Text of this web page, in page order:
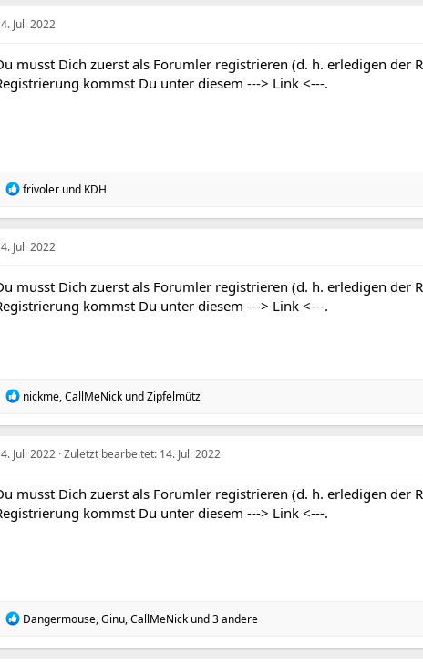
t
n
e
Juli 2022
musst Dich zuerst als Forumler registrieren (d. h. erledigen der
kommst Du unter diesem ---> Link <---.
R
a
t
n
e
frivoler und KDH
Juli 2022
musst Dich zuerst als Forumler registrieren (d. h. erledigen der
kommst Du unter diesem ---> Link <---.
R
a
t
n
e
nickme,CallMeNick undZipfelmütz
Juli 2022 Zuletzt bearbeitet: 14. Juli 2022
musst Dich zuerst als Forumler registrieren (d. h. erledigen der
kommst Du unter diesem ---> Link <---.
R
a
Dangermouse,Ginu,CallMeNick und 3 andere